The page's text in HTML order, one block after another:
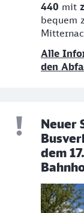
440 mit
bequem
Alle
den
Neuer
dem